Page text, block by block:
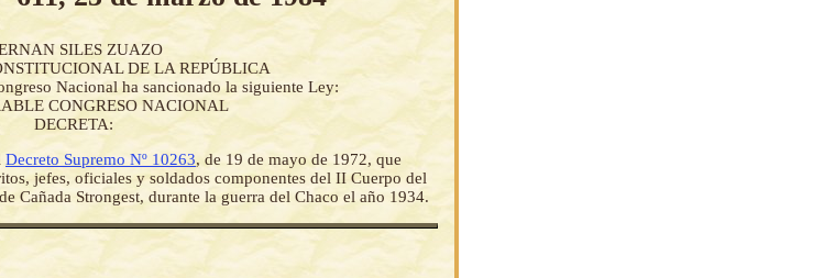
SILES ZUAZO
DE LA REPÚBLICA
Nacional ha sancionado la siguiente Ley:
CONGRESO NACIONAL
DECRETA:
Decreto Supremo Nº 10263, de 19 de mayo de 1972, que
jefes, oficiales y soldados componentes del II Cuerpo del
Cañada Strongest, durante la guerra del Chaco el año 1934.